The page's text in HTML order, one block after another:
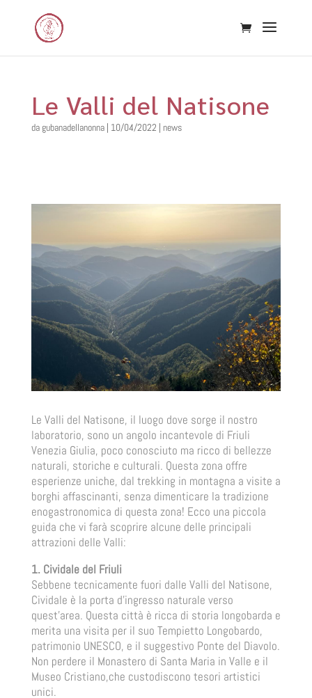
Le Valli del Natisone
da gubanadellanonna| 10/04/2022 | news
Le Valli del Natisone, il luogo dove sorge il nostro
laboratorio, sono un angolo incantevole di Friuli
Venezia Giulia, poco conosciuto ma ricco di bellezze
naturali, storiche e culturali. Questa zona offre
esperienze uniche, dal trekking in montagna a visite a
borghi affascinanti, senza dimenticare la tradizione
enogastronomica di questa zona! Ecco una piccola
guida che vi farà scoprire alcune delle principali
attrazioni delle Valli:
1. Cividale del Friuli
Sebbene tecnicamente fuori dalle Valli del Natisone,
Cividale è la porta d’ingresso naturale verso
quest’area. Questa città è ricca di storia longobarda e
merita una visita per il suo Tempietto Longobardo,
patrimonio UNESCO, e il suggestivo Ponte del Diavolo.
Non perdere il Monastero di Santa Maria in Valle e il
Museo Cristiano,che custodiscono tesori artistici
unici.